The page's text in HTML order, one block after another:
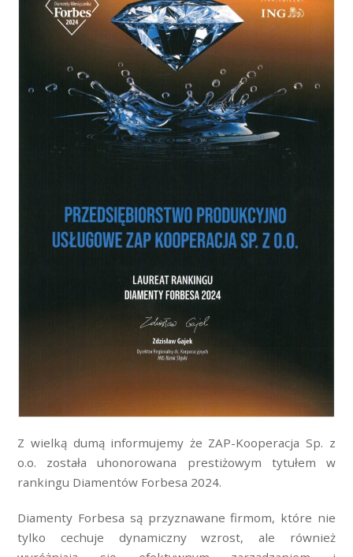
Z wielką dumą informujemy że ZAP-Kooperacja Sp. z
o.o. została uhonorowana prestiżowym tytułem w
rankingu Diamentów Forbesa 2024.
Diamenty Forbesa są przyznawane firmom, które nie
tylko cechuje dynamiczny wzrost, ale również